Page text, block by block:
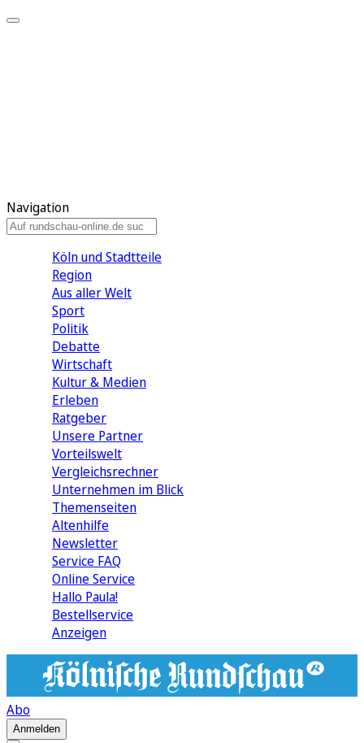
Navigation
Köln und Stadtteile
Region
Aus aller Welt
Sport
Politik
Debatte
Wirtschaft
Kultur & Medien
Erleben
Ratgeber
Unsere Partner
Vorteilswelt
Vergleichsrechner
Unternehmen im Blick
Themenseiten
Altenhilfe
Newsletter
Service FAQ
Online Service
Hallo Paula!
Bestellservice
Anzeigen
Abo
Anmelden